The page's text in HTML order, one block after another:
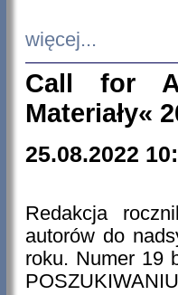
więcej...
Call for
Materiały«
25.08.2022
Redakcja
autorów do
roku. Numer 19